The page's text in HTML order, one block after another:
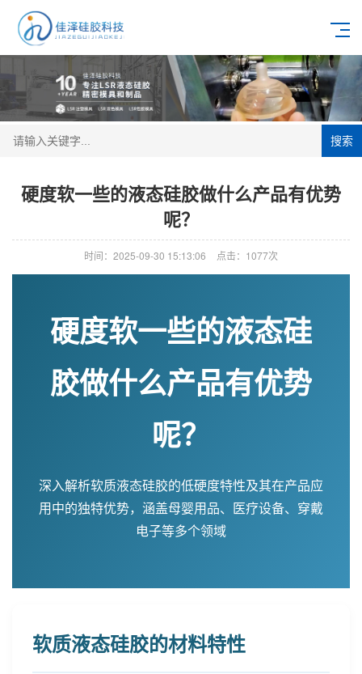
搜索
硬度软一些的液态硅胶做什么产品有优势
呢？
时间：2025-09-30 15:13:06 点击：1077次
硬度软一些的液态硅
胶做什么产品有优势
呢？
深入解析软质液态硅胶的低硬度特性及其在产品应
用中的独特优势，涵盖母婴用品、医疗设备、穿戴
电子等多个领域
软质液态硅胶的材料特性